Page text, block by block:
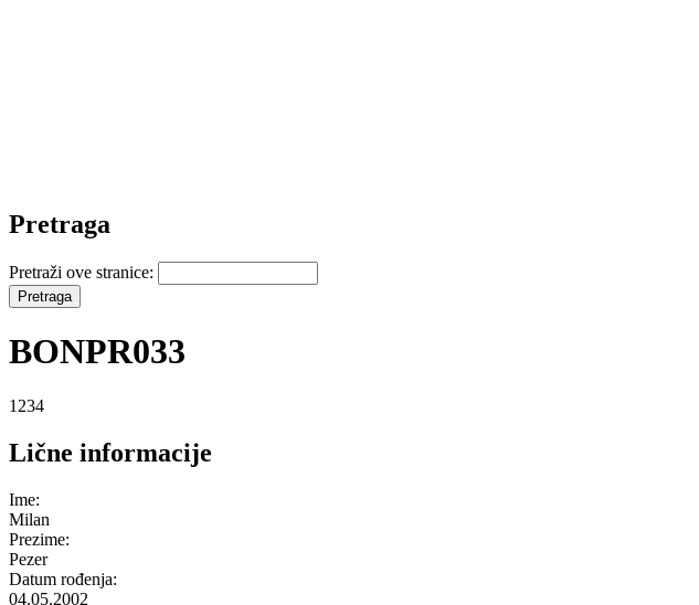
Pretraga
Pretraži ove stranice:
BONPR033
1234
Lične informacije
Ime:
Milan
Prezime:
Pezer
Datum rođenja:
04.05.2002